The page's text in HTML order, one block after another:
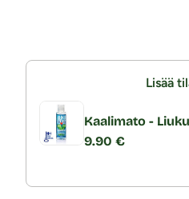
Lisää
Kaalimato -
9.90 €